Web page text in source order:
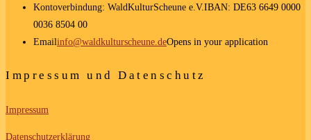
Kontoverbindung: WaldKulturScheune e.V.IBAN: DE63 6649 0000
0036 8504 00
Emailinfo@waldkulturscheune.deOpens in your application
Impressum und Datenschutz
Impressum
Datenschutzerklärung